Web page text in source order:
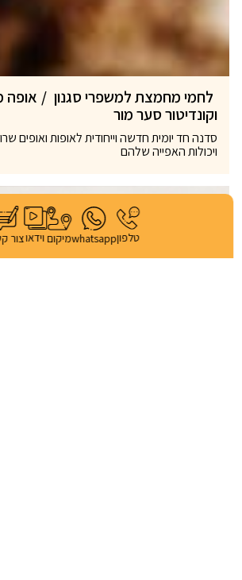
טלפוןwhatsappמיקוםוידאוצור
לחמי מחמצת למשפרי סגנון / אופה
וקונדיטור סער מור
סדנה חד יומית חדשה וייחודית לאופות ואופים
ויכולות האפייה שלהם